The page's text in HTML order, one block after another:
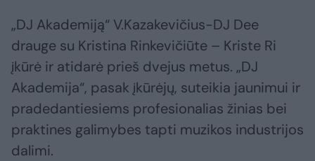
„DJ Akademiją“ V.Kazakevičius-DJ Dee
drauge su Kristina Rinkevičiūte – Kriste Ri
įkūrė ir atidarė prieš dvejus metus. „DJ
Akademija“, pasak įkūrėjų, suteikia jaunimui ir
pradedantiesiems profesionalias žinias bei
praktines galimybes tapti muzikos industrijos
dalimi.